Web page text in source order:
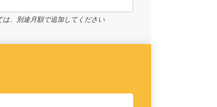
、別途月額で追加してください